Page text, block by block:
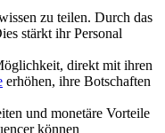
zu teilen. Durch das
stärkt ihr Personal
direkt mit ihren
erhöhen, ihre Botschaften
und monetäre Vorteile
können